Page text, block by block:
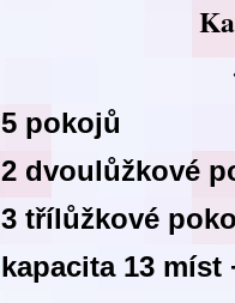
5 pokojů
2 dvoulůžkové
3 třílůžkové
kapacita 13 míst